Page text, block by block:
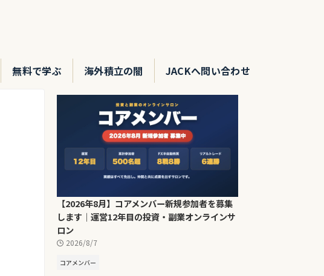
無料で学ぶ 海外積立の闇 JACKへ問い合わせ
【2026年8月】コアメンバー新規参加者を募集
します｜運営12年目の投資・副業オンラインサ
ロン
2026/8/7
コアメンバー